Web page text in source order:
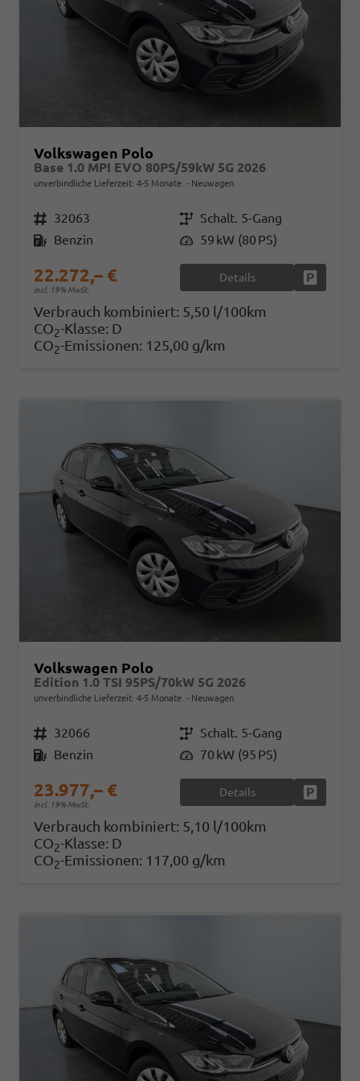
Volkswagen Polo
Base 1.0 MPI EVO 80PS/59kW 5G 2026
unverbindliche Lieferzeit: 4-5 Monate. Neuwagen
Fahrzeugnr. 32063 GetriebeSchalt. 5-Gang
Kraftstoff Benzin Leistung 59 kW (80 PS)
22.272,– €
incl. 19% MwSt.
Details
Verbrauch kombiniert: 5,50 l/100km
CO2-Klasse: D
CO2-Emissionen: 125,00 g/km
Volkswagen Polo
Edition 1.0 TSI 95PS/70kW 5G 2026
unverbindliche Lieferzeit: 4-5 Monate. Neuwagen
Fahrzeugnr. 32066 GetriebeSchalt. 5-Gang
Kraftstoff Benzin Leistung 70 kW (95 PS)
23.977,– €
incl. 19% MwSt.
Details
Verbrauch kombiniert: 5,10 l/100km
CO2-Klasse: D
CO2-Emissionen: 117,00 g/km